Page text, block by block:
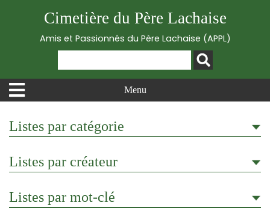
Cimetière du Père Lachaise
Amis et Passionnés du Père Lachaise (APPL)
Menu
Listes par catégorie
Listes par créateur
Listes par mot-clé